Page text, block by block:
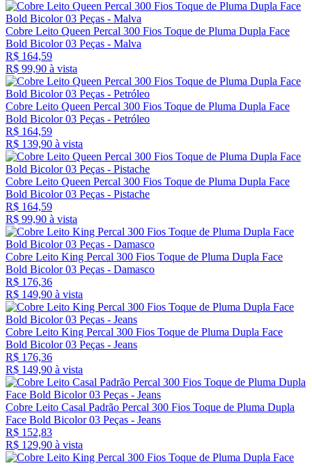
Cobre Leito Queen Percal 300 Fios Toque de Pluma Dupla Face
Bold Bicolor 03 Peças - Malva
R$ 164,59
R$ 99,90 à vista
Cobre Leito Queen Percal 300 Fios Toque de Pluma Dupla Face
Bold Bicolor 03 Peças - Petróleo
R$ 164,59
R$ 139,90 à vista
Cobre Leito Queen Percal 300 Fios Toque de Pluma Dupla Face
Bold Bicolor 03 Peças - Pistache
R$ 164,59
R$ 99,90 à vista
Cobre Leito King Percal 300 Fios Toque de Pluma Dupla Face
Bold Bicolor 03 Peças - Damasco
R$ 176,36
R$ 149,90 à vista
Cobre Leito King Percal 300 Fios Toque de Pluma Dupla Face
Bold Bicolor 03 Peças - Jeans
R$ 176,36
R$ 149,90 à vista
Cobre Leito Casal Padrão Percal 300 Fios Toque de Pluma Dupla
Face Bold Bicolor 03 Peças - Jeans
R$ 152,83
R$ 129,90 à vista